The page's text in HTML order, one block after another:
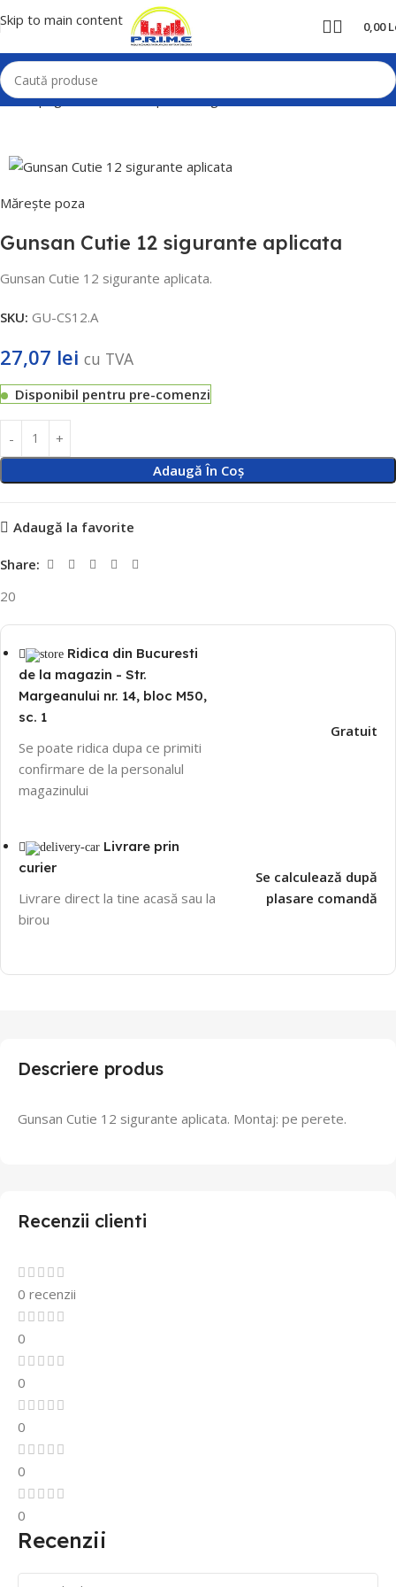
Skip to main content 0,00
Prima pagină Home Cutii pentru sigurante Gunsan
Mărește poza
Gunsan Cutie 12 sigurante aplicata
Gunsan Cutie 12 sigurante aplicata.
SKU: GU-CS12.A
27,07 lei cu TVA
Disponibil pentru pre-comenzi
Adaugă În Coș
Adaugă la favorite
Share:
20
Ridica din Bucuresti
de la magazin - Str.
Margeanului nr. 14, bloc M50,
sc. 1
Se poate ridica dupa ce primiti
confirmare de la personalul
magazinului
Gratuit
Livrare prin
curier
Livrare direct la tine acasă sau la
birou
Se calculează după
plasare comandă
Descriere produs
Gunsan Cutie 12 sigurante aplicata. Montaj: pe perete.
Recenzii clienti
0 recenzii
0
0
0
0
0
Recenzii